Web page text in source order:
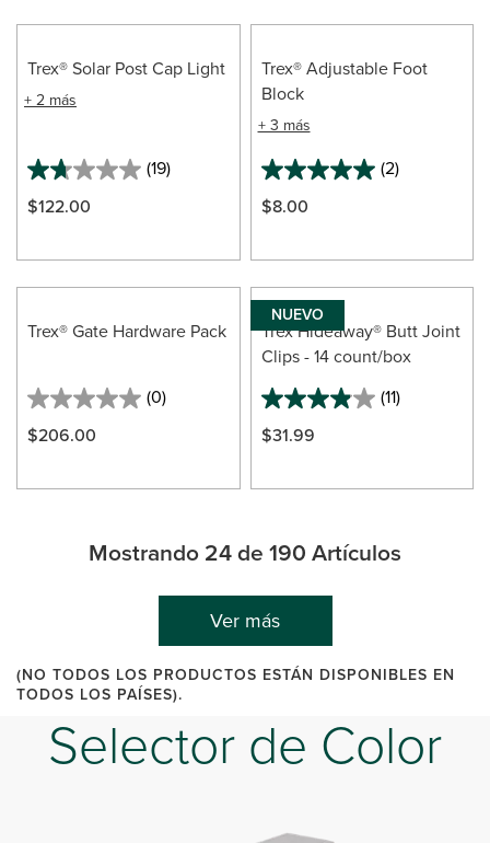
Trex® Solar Post Cap Light
+ 2 más
(19)
1.7
out
stars.
19
$122.00
Trex® Adjustable Foot
Block
+ 3 más
(2)
5.0
out
stars.
2
reviews
$8.00
Trex® Gate Hardware Pack
(0)
0.0
out
stars.
$206.00
NUEVO
Trex Hideaway® Butt Joint
Clips - 14 count/box
(11)
3.9
out
stars.
$31.99
Mostrando 24 de 190 Artículos
Ver más
(NO TODOS LOS PRODUCTOS ESTÁN DISPONIBLES EN
TODOS LOS PAÍSES).
Selector de Color